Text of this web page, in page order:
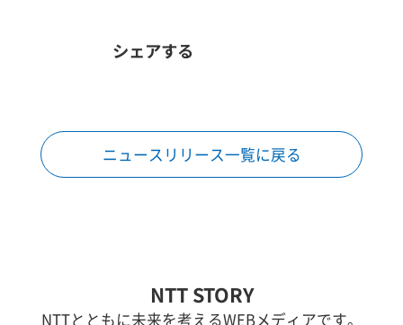
シェアする
ニュースリリース一覧に戻る
NTT STORY
NTTとともに未来を考えるWEBメディアです。